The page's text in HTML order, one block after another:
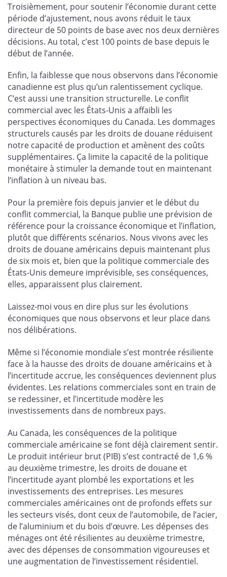
Troisièmement, pour soutenir l’économie durant cette
période d’ajustement, nous avons réduit le taux
directeur de 50 points de base avec nos deux dernières
décisions. Au total, c’est 100 points de base depuis le
début de l’année.
Enfin, la faiblesse que nous observons dans l’économie
canadienne est plus qu’un ralentissement cyclique.
C’est aussi une transition structurelle. Le conflit
commercial avec les États-Unis a affaibli les
perspectives économiques du Canada. Les dommages
structurels causés par les droits de douane réduisent
notre capacité de production et amènent des coûts
supplémentaires. Ça limite la capacité de la politique
monétaire à stimuler la demande tout en maintenant
l’inflation à un niveau bas.
Pour la première fois depuis janvier et le début du
conflit commercial, la Banque publie une prévision de
référence pour la croissance économique et l’inflation,
plutôt que différents scénarios. Nous vivons avec les
droits de douane américains depuis maintenant plus
de six mois et, bien que la politique commerciale des
États-Unis demeure imprévisible, ses conséquences,
elles, apparaissent plus clairement.
Laissez-moi vous en dire plus sur les évolutions
économiques que nous observons et leur place dans
nos délibérations.
Même si l’économie mondiale s’est montrée résiliente
face à la hausse des droits de douane américains et à
l’incertitude accrue, les conséquences deviennent plus
évidentes. Les relations commerciales sont en train de
se redessiner, et l’incertitude modère les
investissements dans de nombreux pays.
Au Canada, les conséquences de la politique
commerciale américaine se font déjà clairement sentir.
Le produit intérieur brut (PIB) s’est contracté de 1,6 %
au deuxième trimestre, les droits de douane et
l’incertitude ayant plombé les exportations et les
investissements des entreprises. Les mesures
commerciales américaines ont de profonds effets sur
les secteurs visés, dont ceux de l’automobile, de l’acier,
de l’aluminium et du bois d’œuvre. Les dépenses des
ménages ont été résilientes au deuxième trimestre,
avec des dépenses de consommation vigoureuses et
une augmentation de l’investissement résidentiel.